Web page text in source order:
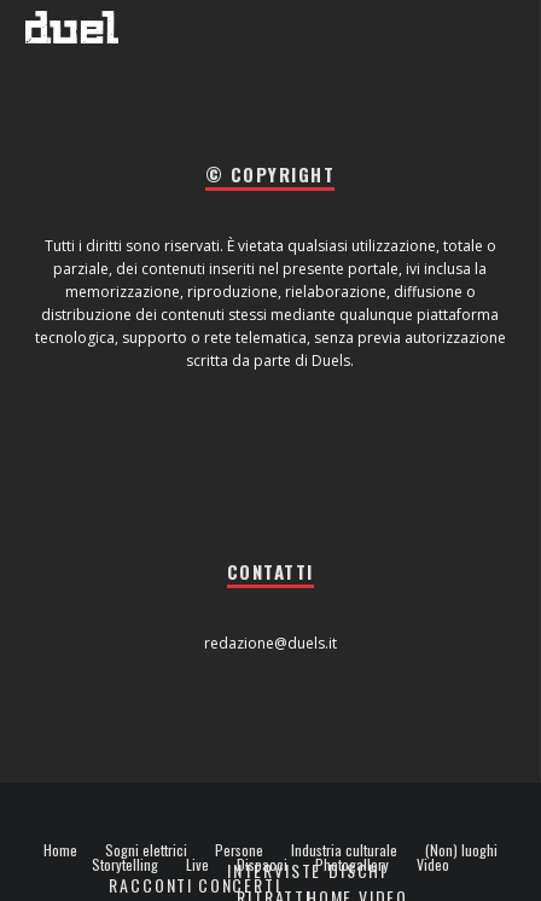
© COPYRIGHT
Tutti i diritti sono riservati. È vietata qualsiasi utilizzazione, totale o
parziale, dei contenuti inseriti nel presente portale, ivi inclusa la
memorizzazione, riproduzione, rielaborazione, diffusione o
distribuzione dei contenuti stessi mediante qualunque piattaforma
tecnologica, supporto o rete telematica, senza previa autorizzazione
scritta da parte di Duels.
CONTATTI
redazione@duels.it
Home Sogni elettrici Persone
INTERVISTE
Industria culturale
DISCHI
(Non) luoghi
Storytelling
RACCONTI
Live
CONCERTI
Dispacci Photogallery Video